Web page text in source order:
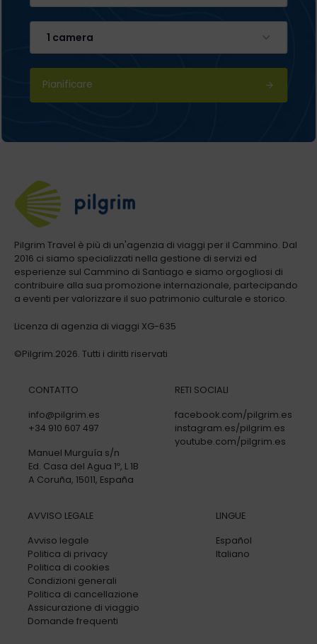
1 camera
Pianificare
Pilgrim Travel è più di un'agenzia di viaggi per il Cammino. Dal
2016 ci siamo specializzati nella gestione di servizi ed
esperienze sul Cammino di Santiago e siamo orgogliosi di
contribuire alla sua promozione internazionale, partecipando
a eventi per valorizzare il suo patrimonio culturale e storico.
Licenza di agenzia di viaggi XG-635
©Pilgrim.2026. Tutti i diritti riservati
CONTATTO
info@pilgrim.es
+34 910 607 497
Manuel Murguía s/n
Ed. Casa del Agua 1º, L 1B
A Coruña, 15011, España
RETI SOCIALI
facebook.com/pilgrim.es
instagram.es/pilgrim.es
youtube.com/pilgrim.es
AVVISO LEGALE
Avviso legale
Politica di privacy
Politica di cookies
Condizioni generali
Politica di cancellazione
Assicurazione di viaggio
Domande frequenti
LINGUE
Español
Italiano